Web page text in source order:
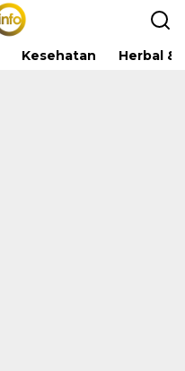
Kesehatan Herbal &